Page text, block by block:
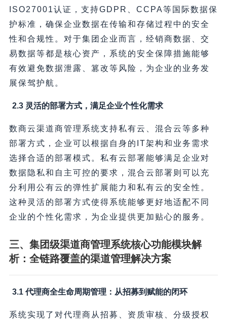
ISO27001认证，支持GDPR、CCPA等国际数据保
护标准，确保企业数据在传输和存储过程中的安全
性和合规性。对于集团企业而言，经销商数据、交
易数据等都是核心资产，系统的安全保障措施能够
有效避免数据泄露、篡改等风险，为企业的业务发
展保驾护航。
2.3 灵活的部署方式，满足企业个性化需求
数商云渠道商管理系统支持私有云、混合云等多种
部署方式，企业可以根据自身的IT架构和业务需求
选择合适的部署模式。私有云部署能够满足企业对
数据隐私和自主可控的要求，混合云部署则可以充
分利用公有云的弹性扩展能力和私有云的安全性。
这种灵活的部署方式使得系统能够更好地适配不同
企业的个性化需求，为企业提供更加贴心的服务。
三、集团级渠道商管理系统核心功能模块解
析：全链路覆盖的渠道管理解决方案
3.1 代理商全生命周期管理：从招募到赋能的闭环
系统实现了对代理商从招募、资质审核、分级授权